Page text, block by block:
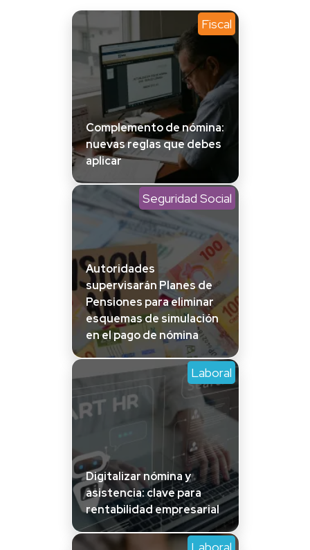
Fiscal
Complemento de nómina:
nuevas reglas que debes
aplicar
Seguridad Social
Autoridades
supervisarán Planes de
Pensiones para eliminar
esquemas de simulación
en el pago de nómina
Laboral
Digitalizar nómina y
asistencia: clave para
rentabilidad empresarial
Laboral